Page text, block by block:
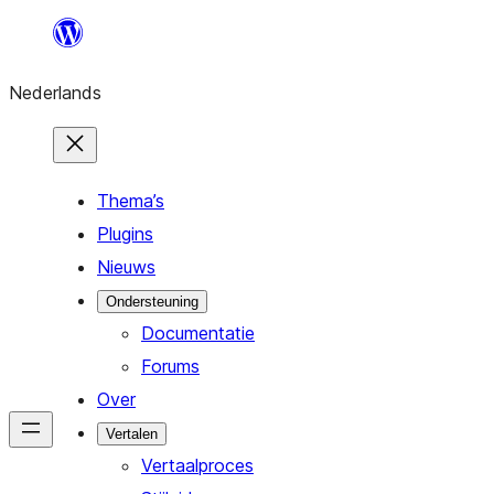
de
inhoud
Nederlands
Thema’s
Plugins
Nieuws
Ondersteuning
Documentatie
Forums
Over
Vertalen
Vertaalproces